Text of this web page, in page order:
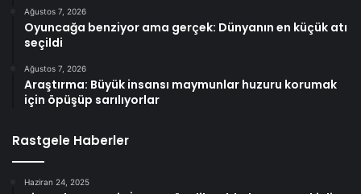
Ağustos 7, 2026
Oyuncağa benziyor ama gerçek: Dünyanın en küçük atı
seçildi
Ağustos 7, 2026
Araştırma: Büyük insansı maymunlar huzuru korumak
için öpüşüp sarılıyorlar
Rastgele Haberler
Haziran 24, 2025